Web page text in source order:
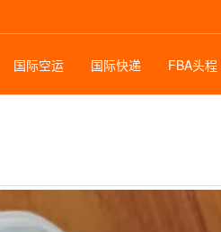
国际空运 国际快递 FBA头程